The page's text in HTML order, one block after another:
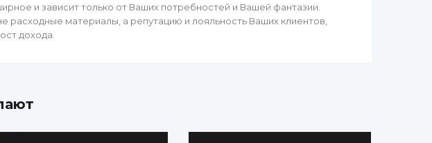
и зависит только от Ваших потребностей и Вашей фантазии.
расходные материалы, а репутацию и лояльность Ваших клиентов,
дохода.